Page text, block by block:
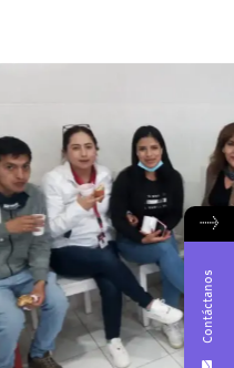
→
Contáctanos